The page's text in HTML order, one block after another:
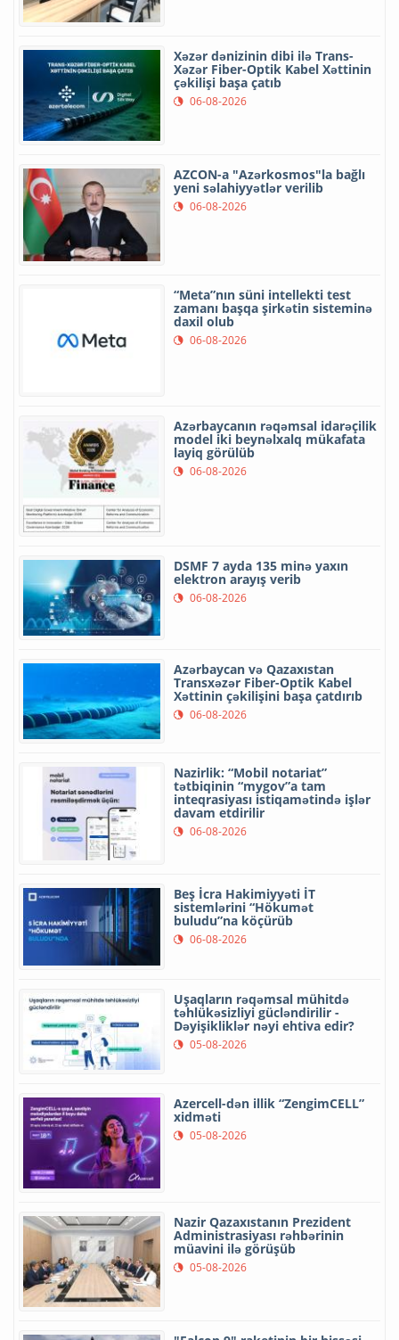
Xəzər dənizinin dibi ilə Trans-
Xəzər Fiber-Optik Kabel Xəttinin
çəkilişi başa çatıb
06-08-2026
AZCON-a "Azərkosmos"la bağlı
yeni səlahiyyətlər verilib
06-08-2026
“Meta”nın süni intellekti test
zamanı başqa şirkətin sisteminə
daxil olub
06-08-2026
Azərbaycanın rəqəmsal idarəçilik
model iki beynəlxalq mükafata
layiq görülüb
06-08-2026
DSMF 7 ayda 135 minə yaxın
elektron arayış verib
06-08-2026
Azərbaycan və Qazaxıstan
Transxəzər Fiber-Optik Kabel
Xəttinin çəkilişini başa çatdırıb
06-08-2026
Nazirlik: “Mobil notariat”
tətbiqinin “mygov”a tam
inteqrasiyası istiqamətində işlər
davam etdirilir
06-08-2026
Beş İcra Hakimiyyəti İT
sistemlərini “Hökumət
buludu”na köçürüb
06-08-2026
Uşaqların rəqəmsal mühitdə
təhlükəsizliyi gücləndirilir -
Dəyişikliklər nəyi ehtiva edir?
05-08-2026
Azercell-dən illik “ZengimCELL”
xidməti
05-08-2026
Nazir Qazaxıstanın Prezident
Administrasiyası rəhbərinin
müavini ilə görüşüb
05-08-2026